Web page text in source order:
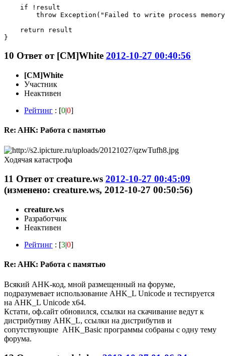
    if !result
throw Exception("Failed to write process
    return result
}
10 Ответ от [CM]White 2012-10-27 00:40:56
[CM]White
Участник
Неактивен
Рейтинг : [0|0]
Re: AHK: Работа с памятью
Ходячая катастрофа
11 Ответ отcreature.ws 2012-10-27 00:45:09
(изменено: creature.ws, 2012-10-27 00:50:56)
creature.ws
Разработчик
Неактивен
Рейтинг : [3|0]
Re: AHK: Работа с памятью
Всякий AHK-код, мной размещенный на форуме,
подразумевает использование AHK_L Unicode и тестируется
на AHK_L Unicode x64.
Кстати, оф.сайт обновился, ссылки на скачивание ведут к
дистрибутиву AHK_L, ссылки на дистрибутив и
сопутствующие AHK_Basic программы собраны с одну тему
форума.